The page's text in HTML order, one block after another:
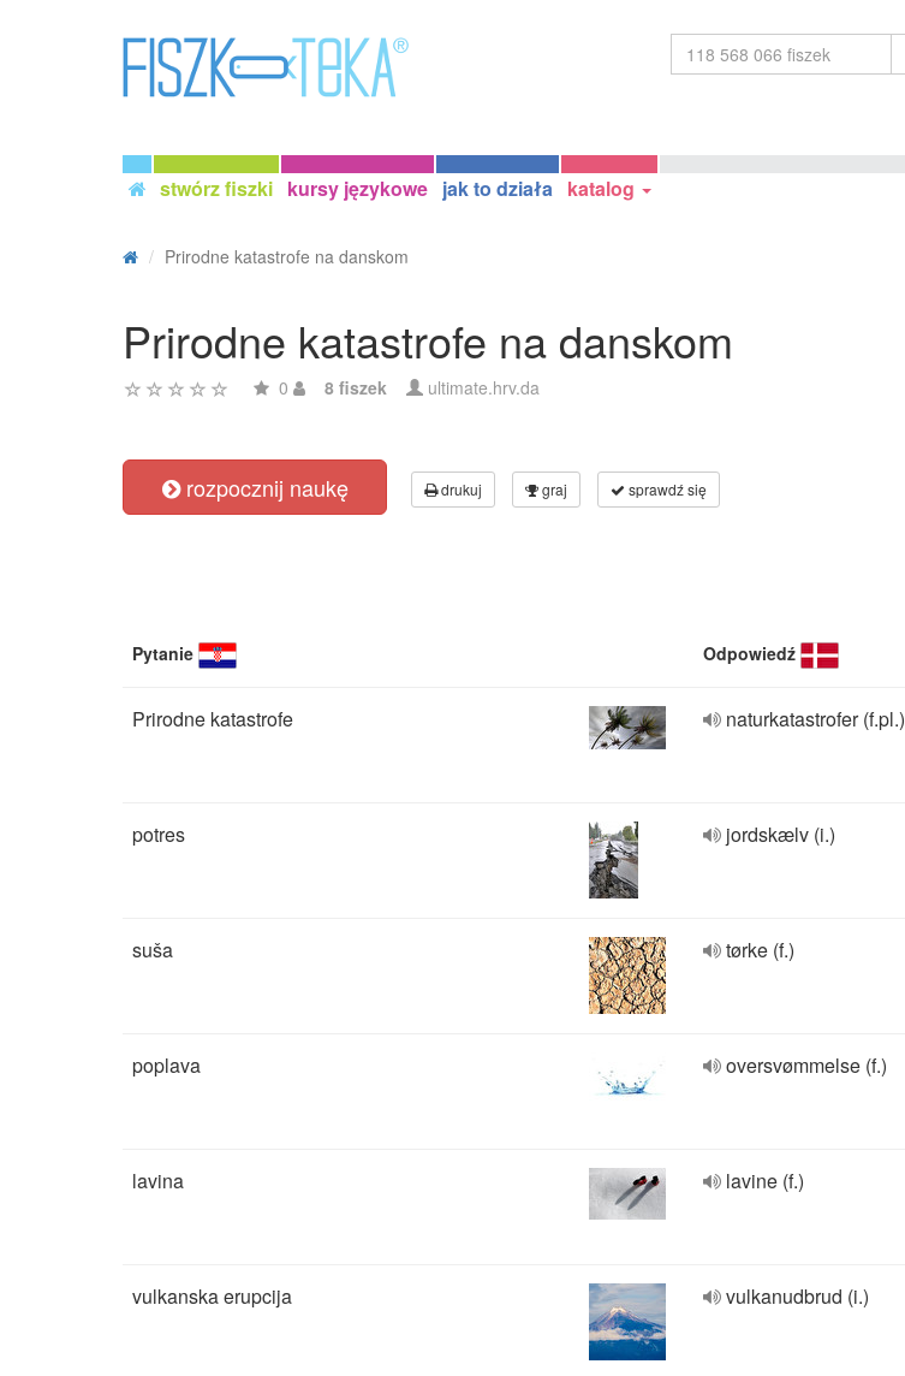
stwórz fiszki kursy językowe jak to działa katalog
Prirodne katastrofe na danskom
Prirodne katastrofe na danskom
0 8 fiszek ultimate.hrv.da
rozpocznij naukę drukuj graj sprawdź się
Pytanie Odpowiedź
Prirodne katastrofe naturkatastrofer (f.pl.)
potres jordskælv (i.)
suša tørke (f.)
poplava oversvømmelse (f.)
lavina lavine (f.)
vulkanska erupcija vulkanudbrud (i.)